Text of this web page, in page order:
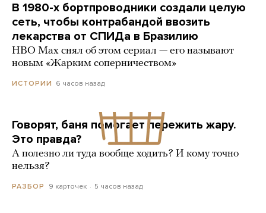
В 1980-х бортпроводники создали целую
сеть, чтобы контрабандой ввозить
лекарства от СПИДа в Бразилию
HBO Max снял об этом сериал — его называют
новым «Жарким соперничеством»
ИСТОРИИ 6 часов назад
Говорят, баня помогает пережить жару.
Это правда?
А полезно ли туда вообще ходить? И кому точно
нельзя?
РАЗБОР 9 карточек 5 часов назад